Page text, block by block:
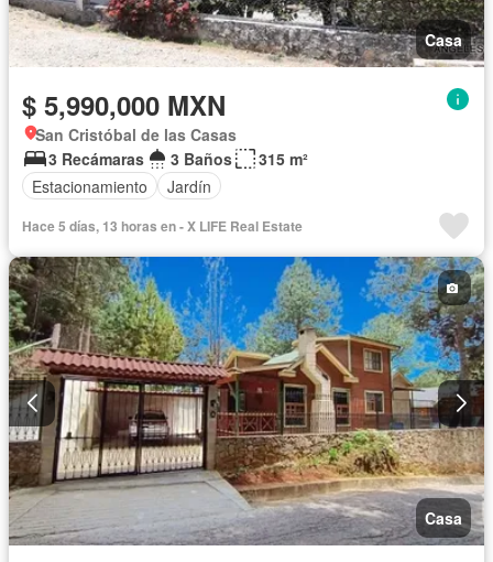
Casa
$ 5,990,000 MXN
San Cristóbal de las Casas
3 Recámaras
3 Baños
315 m²
Estacionamiento
Jardín
Hace 5 días, 13 horas en - X LIFE Real Estate
Casa